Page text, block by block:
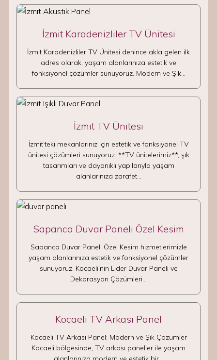
İzmit Karadenizliler TV Ünitesi
İzmit Karadenizliler TV Ünitesi denince akla gelen ilk
adres olarak, yaşam alanlarınıza estetik ve
fonksiyonel çözümler sunuyoruz. Modern ve Şık…
İzmit TV Ünitesi
İzmit’teki mekanlarınız için estetik ve fonksiyonel TV
ünitesi çözümleri sunuyoruz. **TV ünitelerimiz**, şık
tasarımları ve dayanıklı yapılarıyla yaşam
alanlarınıza zarafet…
Sapanca Duvar Paneli Özel Kesim
Sapanca Duvar Paneli Özel Kesim hizmetlerimizle
yaşam alanlarınıza estetik ve fonksiyonel çözümler
sunuyoruz. Kocaeli’nin Lider Duvar Paneli ve
Dekorasyon Çözümleri…
Kocaeli TV Arkası Panel
Kocaeli TV Arkası Panel: Modern ve Şık Çözümler
Kocaeli bölgesinde, TV arkası paneller ile yaşam